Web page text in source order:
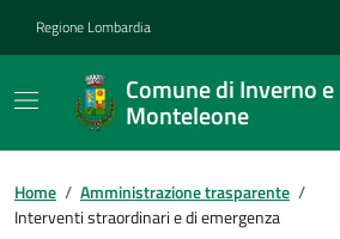
Regione Lombardia
Comune di Inverno e
Monteleone
Home / Amministrazione trasparente /
Interventi straordinari e di emergenza